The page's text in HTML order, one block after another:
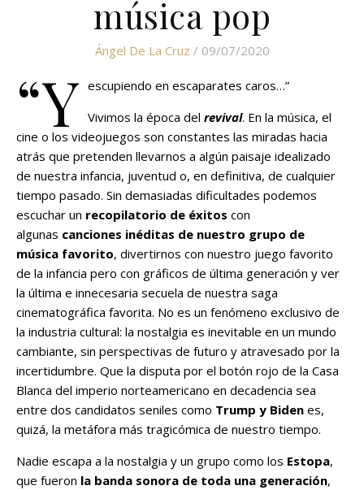
música pop
Ángel De La Cruz / 09/07/2020
“Y escupiendo en escaparates caros…”
Vivimos la época del revival. En la música, el
cine o los videojuegos son constantes las miradas hacia
atrás que pretenden llevarnos a algún paisaje idealizado
de nuestra infancia, juventud o, en definitiva, de cualquier
tiempo pasado. Sin demasiadas dificultades podemos
escuchar un recopilatorio de éxitos con
algunas canciones inéditas de nuestro grupo de
música favorito, divertirnos con nuestro juego favorito
de la infancia pero con gráficos de última generación y ver
la última e innecesaria secuela de nuestra saga
cinematográfica favorita. No es un fenómeno exclusivo de
la industria cultural: la nostalgia es inevitable en un mundo
cambiante, sin perspectivas de futuro y atravesado por la
incertidumbre. Que la disputa por el botón rojo de la Casa
Blanca del imperio norteamericano en decadencia sea
entre dos candidatos seniles como Trump y Biden es,
quizá, la metáfora más tragicómica de nuestro tiempo.
Nadie escapa a la nostalgia y un grupo como los Estopa,
que fueron la banda sonora de toda una generación,